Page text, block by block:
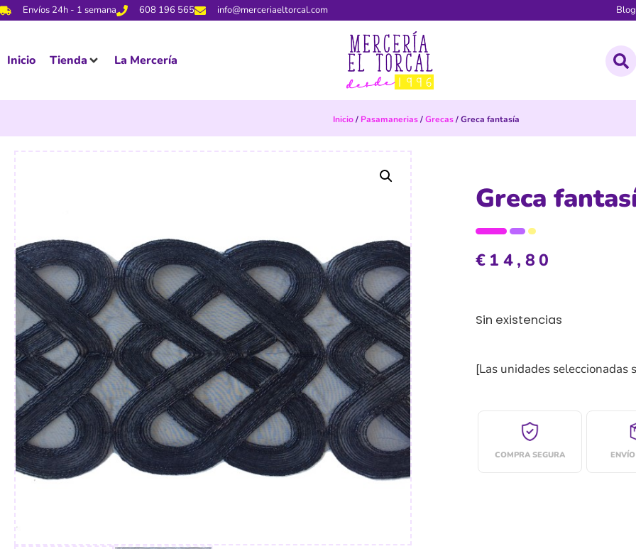
Envíos 24h - 1 semana 608 196 565 info@merceriaeltorcal.com Blog
Inicio Tienda La Mercería
Inicio/ Pasamanerias/Grecas/ Greca fantasía
Greca
€ 14,80
Sin existencias
[Las unidades seleccionadas
COMPRA SEGURA